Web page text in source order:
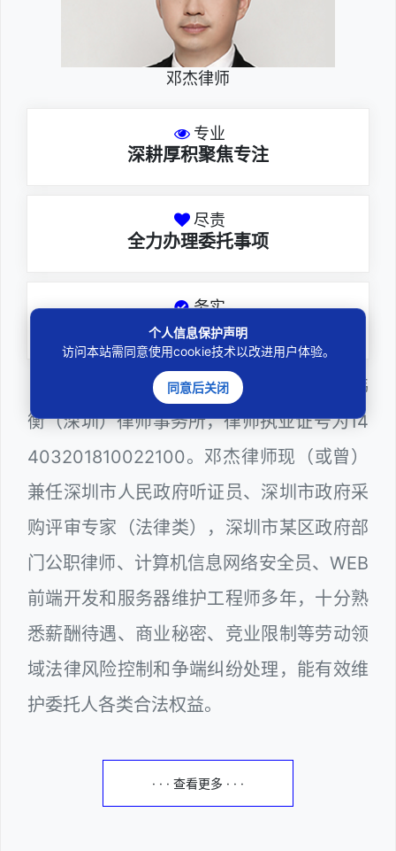
邓杰律师
专业
深耕厚积聚焦专注
尽责
全力办理委托事项
务实
扎实维护合法权益
邓杰律师，法律硕士，执业于北京市炜
衡（深圳）律师事务所，律师执业证号为14
403201810022100。邓杰律师现（或曾）
兼任深圳市人民政府听证员、深圳市政府采
购评审专家（法律类），深圳市某区政府部
门公职律师、计算机信息网络安全员、WEB
前端开发和服务器维护工程师多年，十分熟
悉薪酬待遇、商业秘密、竞业限制等劳动领
域法律风险控制和争端纠纷处理，能有效维
护委托人各类合法权益。
· · · 查看更多 · · ·
个人信息保护声明
访问本站需同意使用cookie技术以改进用户体验。
同意后关闭